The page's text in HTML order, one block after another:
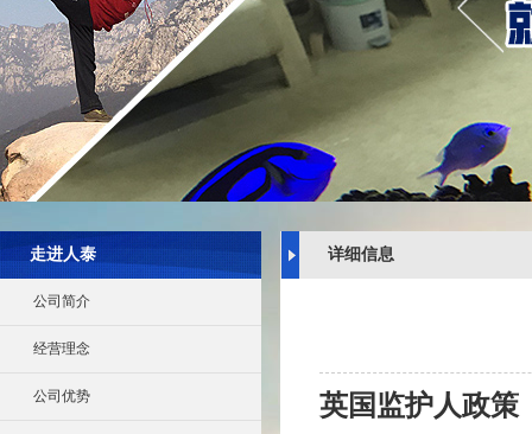
走进人泰
公司简介
经营理念
公司优势
详细信息
英国监护人政策